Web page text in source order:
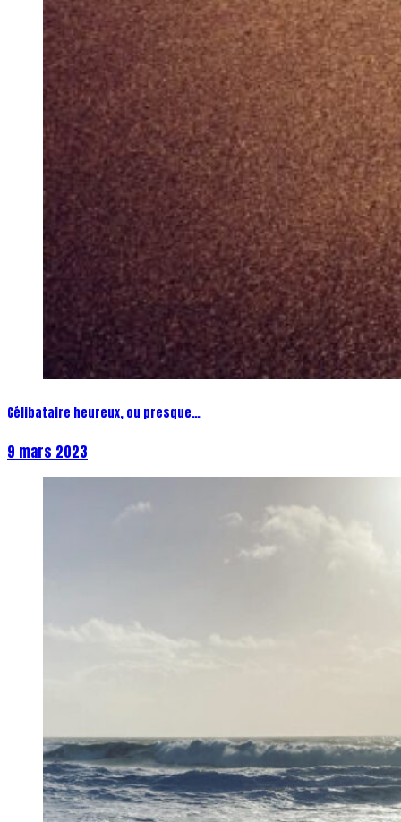
Célibataire heureux, ou presque…
9 mars 2023